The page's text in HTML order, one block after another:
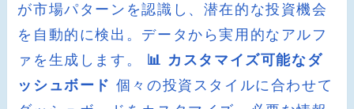
が市場パターンを認識し、潜在的な投資機会
を自動的に検出。データから実用的なアルフ
ァを生成します。
📊 カスタマイズ可能なダ
ッシュボード 個々の投資スタイルに合わせて